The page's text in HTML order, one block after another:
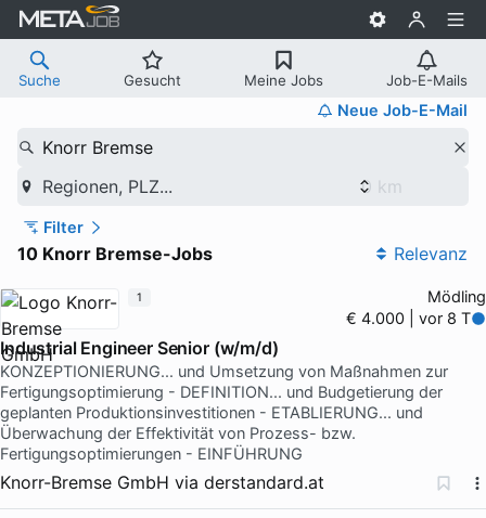
Suche Gesucht Meine Jobs Job-E-Mails
Neue Job-E-Mail
Knorr Bremse
Regionen, PLZ...
Filter
10 Knorr Bremse-Jobs Relevanz
Mödling
€ 4.000 | vor 8 T
Industrial Engineer Senior (w/m/d)
KONZEPTIONIERUNG... und Umsetzung von Maßnahmen zur
Fertigungsoptimierung - DEFINITION... und Budgetierung der
geplanten Produktionsinvestitionen - ETABLIERUNG... und
Überwachung der Effektivität von Prozess- bzw.
Fertigungsoptimierungen - EINFÜHRUNG
Knorr-Bremse GmbH via derstandard.at
1